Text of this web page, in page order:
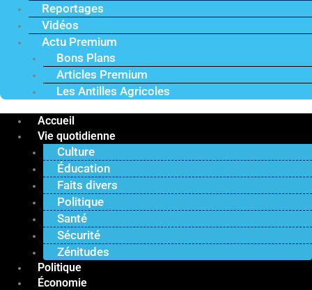
Reportages
Vidéos
Actu Premium
Bons Plans
Articles Premium
Les Antilles Agricoles
Accueil
Vie quotidienne
Culture
Éducation
Faits divers
Politique
Santé
Sécurité
Zénitudes
Politique
Économie